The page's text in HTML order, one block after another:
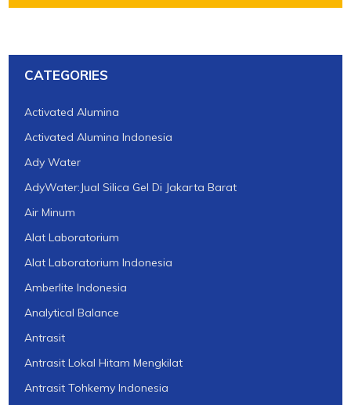
CATEGORIES
Activated Alumina
Activated Alumina Indonesia
Ady Water
AdyWater:Jual Silica Gel Di Jakarta Barat
Air Minum
Alat Laboratorium
Alat Laboratorium Indonesia
Amberlite Indonesia
Analytical Balance
Antrasit
Antrasit Lokal Hitam Mengkilat
Antrasit Tohkemy Indonesia